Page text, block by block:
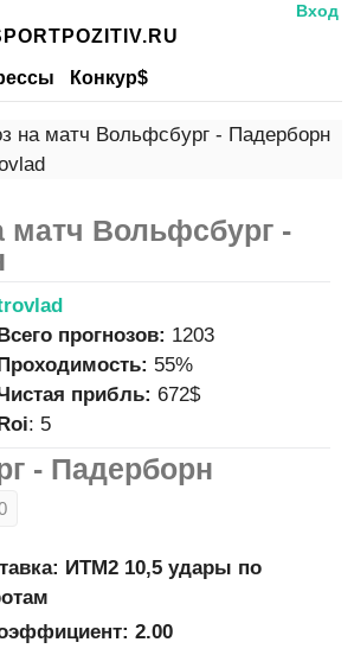
Вход
Конкур$
на матч Вольфсбург - Падерборн
матч Вольфсбург -
прогнозов: 1203
55%
прибль: 672$
: 5
- Падерборн
ИТМ2 10,5 удары по
2.00